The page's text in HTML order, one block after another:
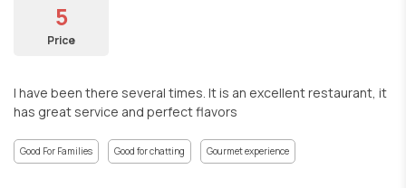
5
Price
I have been there several times. It is an excellent restaurant, it
has great service and perfect flavors
Good For Families Good for chatting Gourmet experience